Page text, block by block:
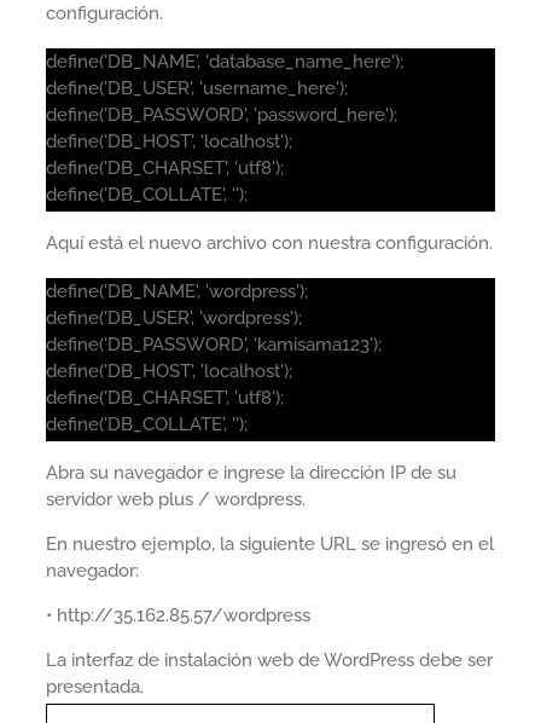
configuración.
define('DB_NAME', 'database_name_here');
define('DB_USER', 'username_here');
define('DB_PASSWORD', 'password_here');
define('DB_HOST', 'localhost');
define('DB_CHARSET', 'utf8');
define('DB_COLLATE', '');
Aquí está el nuevo archivo con nuestra configuración.
define('DB_NAME', 'wordpress');
define('DB_USER', 'wordpress');
define('DB_PASSWORD', 'kamisama123');
define('DB_HOST', 'localhost');
define('DB_CHARSET', 'utf8');
define('DB_COLLATE', '');
Abra su navegador e ingrese la dirección IP de su
servidor web plus / wordpress.
En nuestro ejemplo, la siguiente URL se ingresó en el
navegador:
• http://35.162.85.57/wordpress
La interfaz de instalación web de WordPress debe ser
presentada.